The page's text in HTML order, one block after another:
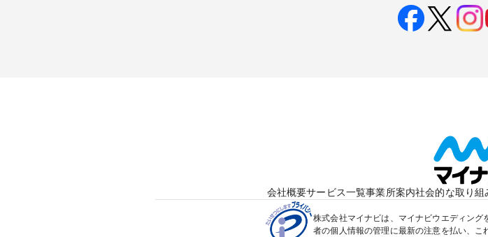
会社概要サービス一覧事業所案内社会的な取り組
株式会社マイナビは、マイナビウエディン
者の個人情報の管理に最新の注意を払い、こ